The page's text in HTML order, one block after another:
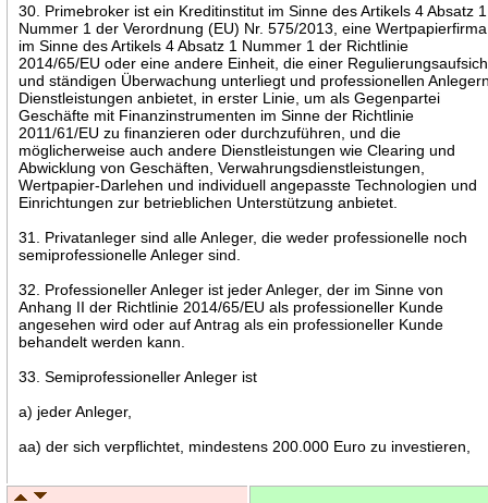
30. Primebroker ist ein Kreditinstitut im Sinne des Artikels 4 Absatz 1
Nummer 1 der Verordnung (EU) Nr. 575/2013, eine Wertpapierfirma
im Sinne des Artikels 4 Absatz 1 Nummer 1 der Richtlinie
2014/65/EU oder eine andere Einheit, die einer
und ständigen Überwachung unterliegt und professionellen
Dienstleistungen anbietet, in erster Linie, um als Gegenpartei
Geschäfte mit Finanzinstrumenten im Sinne der Richtlinie
2011/61/EU zu finanzieren oder durchzuführen, und die
möglicherweise auch andere Dienstleistungen wie Clearing und
Abwicklung von Geschäften, Verwahrungsdienstleistungen,
Wertpapier-Darlehen und individuell angepasste Technologien und
Einrichtungen zur betrieblichen Unterstützung anbietet.
31. Privatanleger sind alle Anleger, die weder professionelle noch
semiprofessionelle Anleger sind.
32. Professioneller Anleger ist jeder Anleger, der im Sinne von
Anhang II der Richtlinie 2014/65/EU als professioneller Kunde
angesehen wird oder auf Antrag als ein professioneller Kunde
behandelt werden kann.
33. Semiprofessioneller Anleger ist
a) jeder Anleger,
aa) der sich verpflichtet, mindestens 200.000 Euro zu investieren,